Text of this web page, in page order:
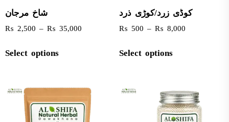
شاخ مرجان
₨ 2,500 – ₨ 35,000
Select options
کوڈی زرد/کوڑی ذرد
₨ 500 – ₨ 8,000
Select options